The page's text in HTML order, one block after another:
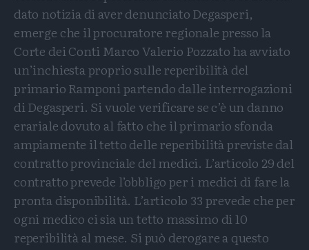
dato notizia di aver denunciato Degasperi,
emerge che il procuratore regionale presso la
Corte dei Conti Marco Valerio Pozzato ha avviato
un’inchiesta proprio sulle reperibilità del
primario Ramponi partendo dalle interrogazioni
di Degasperi. Si vuole verificare se c’è un danno
erariale dovuto al fatto che il primario sfonda
ampiamente il tetto delle reperibilità previste dal
contratto provinciale del medici. L’articolo 29 del
contratto prevede l’obbligo per i medici di fare la
pronta disponibilità. L’articolo 33 prevede che per
ogni medico ci sia un tetto massimo di 10
reperibilità al mese. Si può derogare a questo